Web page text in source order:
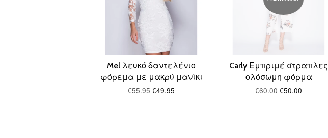
Mel λευκό δαντελένιο
φόρεμα με μακρύ μανίκι
€55.95 €49.95
Carly Εμπριμέ στραπλες
ολόσωμη φόρμα
€60.00 €50.00